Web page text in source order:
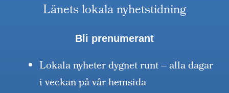
Länets lokala nyhetstidning
Bli prenumerant
Lokala nyheter dygnet runt – alla dagar
i veckan på vår hemsida